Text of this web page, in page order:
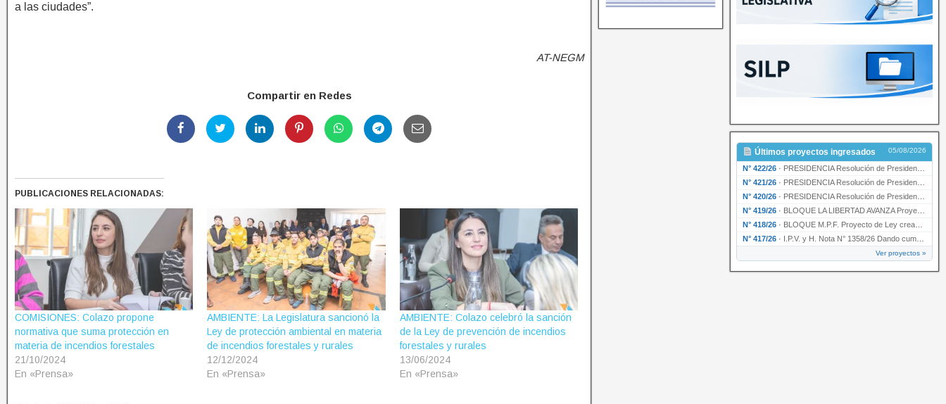
a las ciudades”.
AT-NEGM
Compartir en Redes
PUBLICACIONES RELACIONADAS:
COMISIONES: Colazo propone
normativa que suma protección en
materia de incendios forestales
21/10/2024
En «Prensa»
AMBIENTE: La Legislatura sancionó la
Ley de protección ambiental en materia
de incendios forestales y rurales
12/12/2024
En «Prensa»
AMBIENTE: Colazo celebró la sanción
de la Ley de prevención de incendios
forestales y rurales
13/06/2024
En «Prensa»
Últimos proyectos ingresados 05/08/2026
N° 422/26 · PRESIDENCIA Resolución de Presidencia N° 200/26 para su ratificación.
N° 421/26 · PRESIDENCIA Resolución de Presidencia N° 199/26 para su ratificación.
N° 420/26 · PRESIDENCIA Resolución de Presidencia N° 198/26 para su ratificación.
N° 419/26 · BLOQUE LA LIBERTAD AVANZA Proyecto de Ley declarando la esencialidad del servicio educativ…
N° 418/26 · BLOQUE M.P.F. Proyecto de Ley creando el Ente Único Regulador de servicios públicos de la …
N° 417/26 · I.P.V. y H. Nota N° 1358/26 Dando cumplimiento al artículo 29 de la Ley provincial N° 1399…
Ver proyectos »